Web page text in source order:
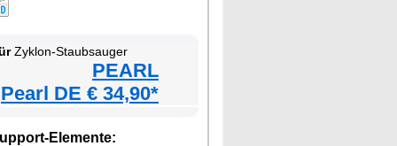
Zyklon-Staubsauger
PEARL
Pearl DE € 34,90*
Elemente: